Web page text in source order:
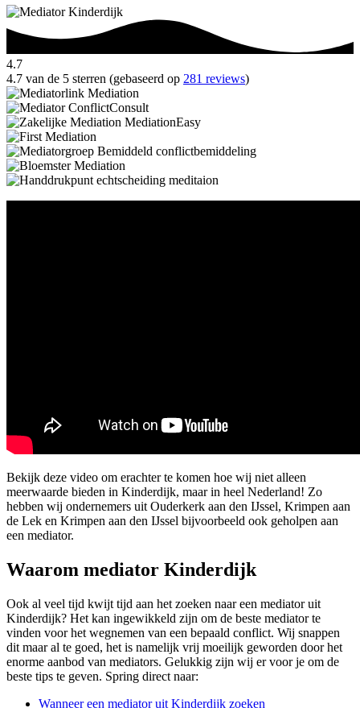
4.7
4.7 van de 5 sterren (gebaseerd op 281 reviews)
Bekijk deze video om erachter te komen hoe wij niet alleen
meerwaarde bieden in Kinderdijk, maar in heel Nederland! Zo
hebben wij ondernemers uit Ouderkerk aan den IJssel, Krimpen aan
de Lek en Krimpen aan den IJssel bijvoorbeeld ook geholpen aan
een mediator.
Waarom mediator Kinderdijk
Ook al veel tijd kwijt tijd aan het zoeken naar een mediator uit
Kinderdijk? Het kan ingewikkeld zijn om de beste mediator te
vinden voor het wegnemen van een bepaald conflict. Wij snappen
dit maar al te goed, het is namelijk vrij moeilijk geworden door het
enorme aanbod van mediators. Gelukkig zijn wij er voor je om de
beste tips te geven. Spring direct naar:
Wanneer een mediator uit Kinderdijk zoeken